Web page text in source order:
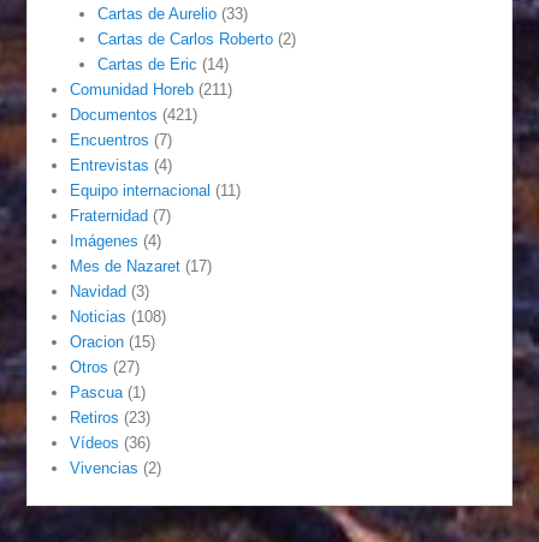
Cartas de Aurelio(33)
Cartas de Carlos Roberto(2)
Cartas de Eric (14)
Comunidad Horeb (211)
Documentos (421)
Encuentros (7)
Entrevistas (4)
Equipo internacional (11)
Fraternidad (7)
Imágenes (4)
Mes de Nazaret (17)
Navidad (3)
Noticias (108)
Oracion (15)
Otros (27)
Pascua (1)
Retiros (23)
Vídeos (36)
Vivencias (2)